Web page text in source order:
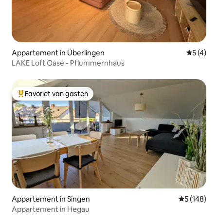
Appartement in Überlingen
5 (4)
LAKE Loft Oase - Pflummernhaus
Topfavoriet van gasten
Favoriet van gasten
Appartement in Singen
5 (148)
Appartement in Hegau